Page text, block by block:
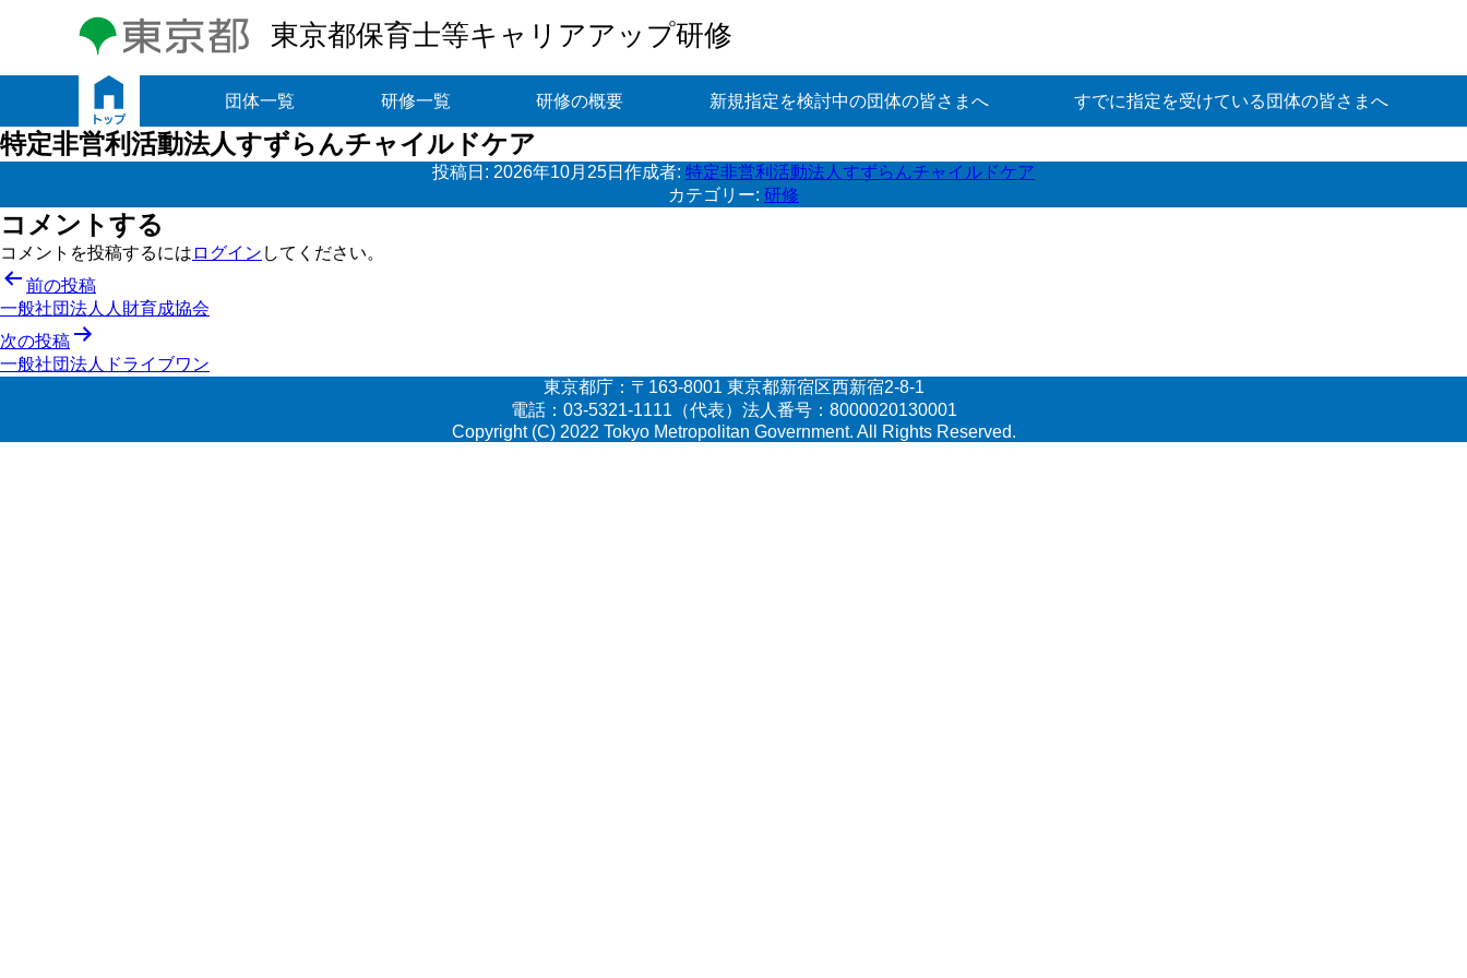
東京都保育士等キャリアアップ研修
団体一覧 研修一覧 研修の概要 新規指定を検討中の団体の皆さまへ すでに指定を受けている団体の皆さまへ
特定非営利活動法人すずらんチャイルドケア
投稿日: 2026年10月25日 作成者: 特定非営利活動法人すずらんチャイルドケア
カテゴリー: 研修
コメントする
コメントを投稿するには ログイン してください。
投
稿
ナ
ビ
前の投稿
一般社団法人人財育成協会
次の投稿
一般社団法人ドライブワン
東京都庁：〒163-8001 東京都新宿区西新宿2-8-1
電話：03-5321-1111（代表）法人番号：8000020130001
Copyright (C) 2022 Tokyo Metropolitan Government. All Rights Reserved.